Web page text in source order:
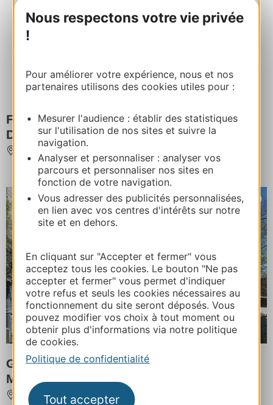
Nous respectons votre vie privée
!
Pour améliorer votre expérience, nous et nos
partenaires utilisons des cookies utiles pour :
Mesurer l'audience : établir des statistiques
sur l'utilisation de nos sites et suivre la
navigation.
Analyser et personnaliser : analyser vos
parcours et personnaliser nos sites en
fonction de votre navigation.
Vous adresser des publicités personnalisées,
en lien avec vos centres d'intérêts sur notre
site et en dehors.
En cliquant sur "Accepter et fermer" vous
acceptez tous les cookies. Le bouton "Ne pas
accepter et fermer" vous permet d'indiquer
votre refus et seuls les cookies nécessaires au
fonctionnement du site seront déposés. Vous
pouvez modifier vos choix à tout moment ou
obtenir plus d'informations via notre politique
de cookies.
Politique de confidentialité
Tout accepter
FELGINES VÉRONIQUE - F2 LE VILLAGE
D'AVENE
AVENE
GRAND GITE LA PANOUSE EN
MARGERIDE
LA PANOUSE